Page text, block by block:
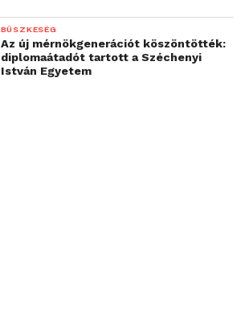
BÜSZKESÉG
Az új mérnökgenerációt köszöntötték:
diplomaátadót tartott a Széchenyi
István Egyetem